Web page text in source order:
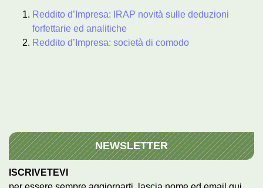
Reddito d’Impresa: IRAP novità sulle deduzioni
forfettarie ed analitiche
Reddito d’Impresa: società di comodo
NEWSLETTER
ISCRIVETEVI